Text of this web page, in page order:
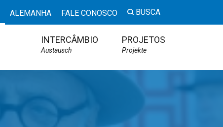
ALEMANHA FALE CONOSCO BUSCA
INTERCÂMBIO
Austausch
PROJETOS
Projekte